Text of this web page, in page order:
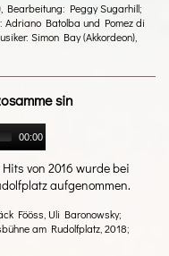
Bearbeitung: Peggy Sugarhill;
Adriano Batolba und Pomez di
Simon Bay (Akkordeon),
sin
00:00
von 2016 wurde bei
aufgenommen.
Fööss, Uli Baronowsky;
am Rudolfplatz, 2018;